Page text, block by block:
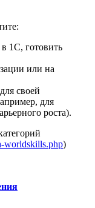
в 1С, готовить
или на
своей
для
роста).
worldskills.php)